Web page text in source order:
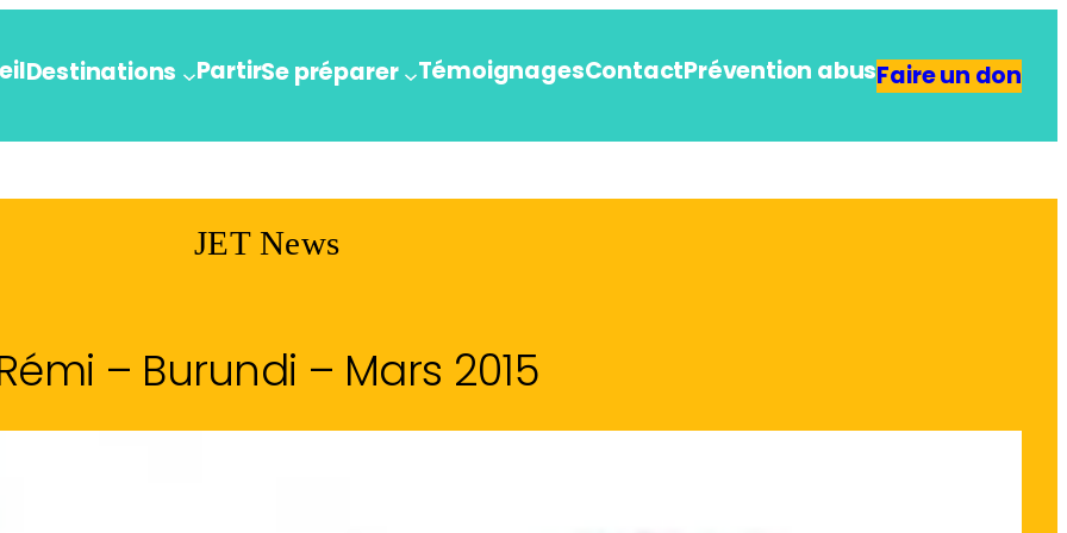
Destinations PartirSe préparer TémoignagesContactPrévention abusFaire un don
JET News
– Burundi – Mars 2015